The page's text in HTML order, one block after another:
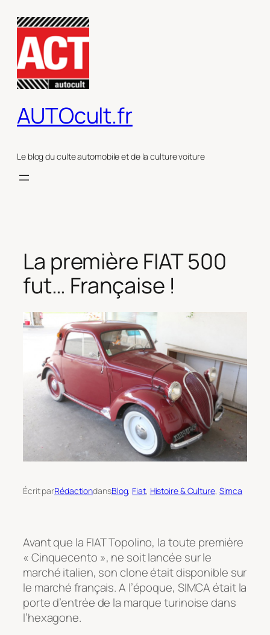
contenu
AUTOcult.fr
Le blog du culte automobile et de la culture voiture
La première FIAT 500
fut… Française !
Écrit parRédactiondansBlog, Fiat, Histoire & Culture, Simca
Avant que la FIAT Topolino, la toute première
« Cinquecento », ne soit lancée sur le
marché italien, son clone était disponible sur
le marché français. A l’époque, SIMCA était la
porte d’entrée de la marque turinoise dans
l’hexagone.